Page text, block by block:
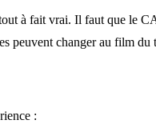
à fait vrai. Il faut que le
peuvent changer au film du
: